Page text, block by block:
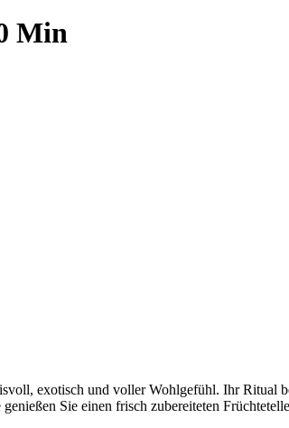
Min
exotisch und voller Wohlgefühl. Ihr
Sie einen frisch zubereiteten